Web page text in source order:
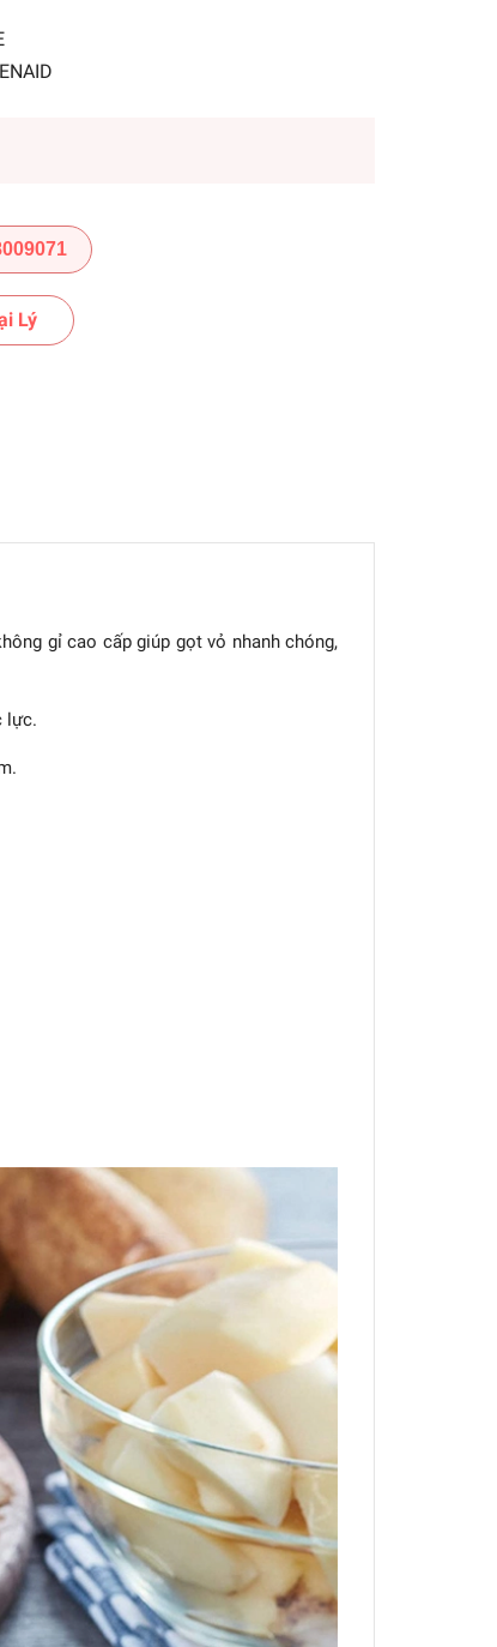
Lý
gỉ cao cấp giúp gọt vỏ nhanh chóng,
lực.